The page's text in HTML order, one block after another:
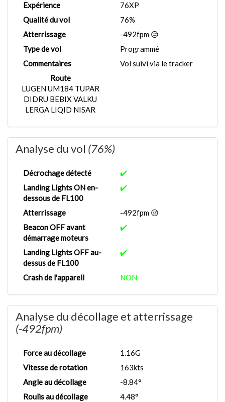
Expérience
76XP
Qualité du vol
76%
Atterrissage
-492fpm 😔
Type de vol
Programmé
Commentaires
Vol suivi via le tracker
Route
LUGEN UM184 TUPAR
DIDRU BEBIX VALKU
LERGA LIQID NISAR
Analyse du vol (76%)
Décrochage détecté
✔️
Landing Lights ON en-
dessous de FL100
✔️
Atterrissage
-492fpm 😔
Beacon OFF avant
démarrage moteurs
✔️
Landing Lights OFF au-
dessus de FL100
✔️
Crash de l'appareil NON
Analyse du décollage et atterrissage
(-492fpm)
Force au décollage
1.16G
Vitesse de rotation
163kts
Angle au décollage
-8.84°
Roulis au décollage
4.48°